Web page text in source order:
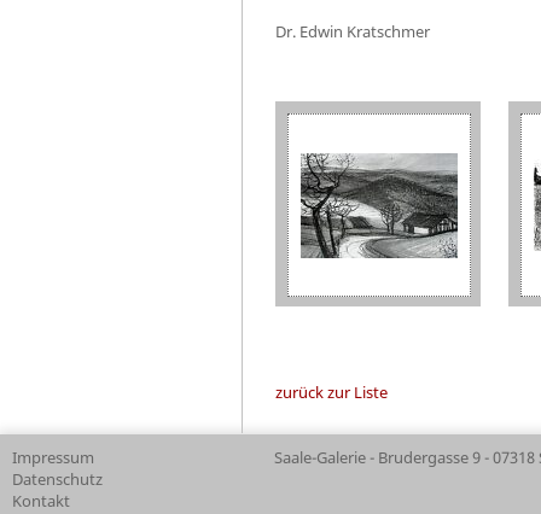
Dr. Edwin Kratschmer
zurück zur Liste
Impressum
Datenschutz
Kontakt
Saale-Galerie - Brudergasse 9 -